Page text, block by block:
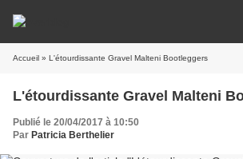
Accueil » L'étourdissante Gravel Malteni Bootleggers
L'étourdissante Gravel Malteni
Publié le 20/04/2017 à 10:50
Par Patricia Berthelier